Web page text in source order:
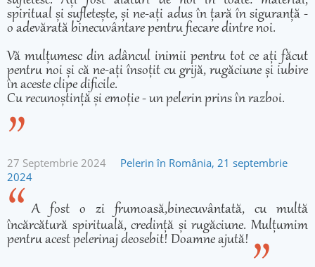
spiritual și sufletește, și ne-ați adus în țară în siguranță -
o adevărată binecuvântare pentru fiecare dintre noi.
Vă mulțumesc din adâncul inimii pentru tot ce ați făcut
pentru noi și că ne-ați însoțit cu grijă, rugăciune și iubire
în aceste clipe dificile.
Cu recunoștință și emoție - un pelerin prins în razboi.
27 Septembrie 2024
Pelerin în România, 21 septembrie
2024
A fost o zi frumoasă,binecuvântată, cu multă
încărcătură spirituală, credință și rugăciune. Mulțumim
pentru acest pelerinaj deosebit! Doamne ajută!